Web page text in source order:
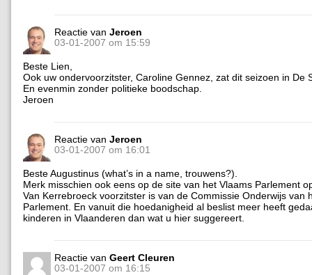
Reactie van Jeroen
03-01-2007 om 15:59
Beste Lien,
Ook uw ondervoorzitster, Caroline Gennez, zat dit seizoen in De
En evenmin zonder politieke boodschap.
Jeroen
Reactie van Jeroen
03-01-2007 om 16:01
Beste Augustinus (what’s in a name, trouwens?).
Merk misschien ook eens op de site van het Vlaams Parlement
Van Kerrebroeck voorzitster is van de Commissie Onderwijs van
Parlement. En vanuit die hoedanigheid al beslist meer heeft
kinderen in Vlaanderen dan wat u hier suggereert.
Reactie van Geert Cleuren
03-01-2007 om 16:15